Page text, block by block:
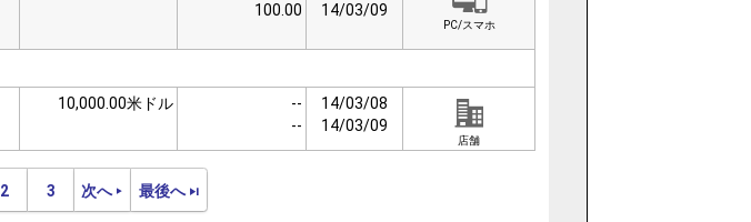
100.00
14/03/09
PC/スマホ
10,000.00米ドル
--
--
14/03/08
14/03/09
店舗
2 3 次へ 最後へ